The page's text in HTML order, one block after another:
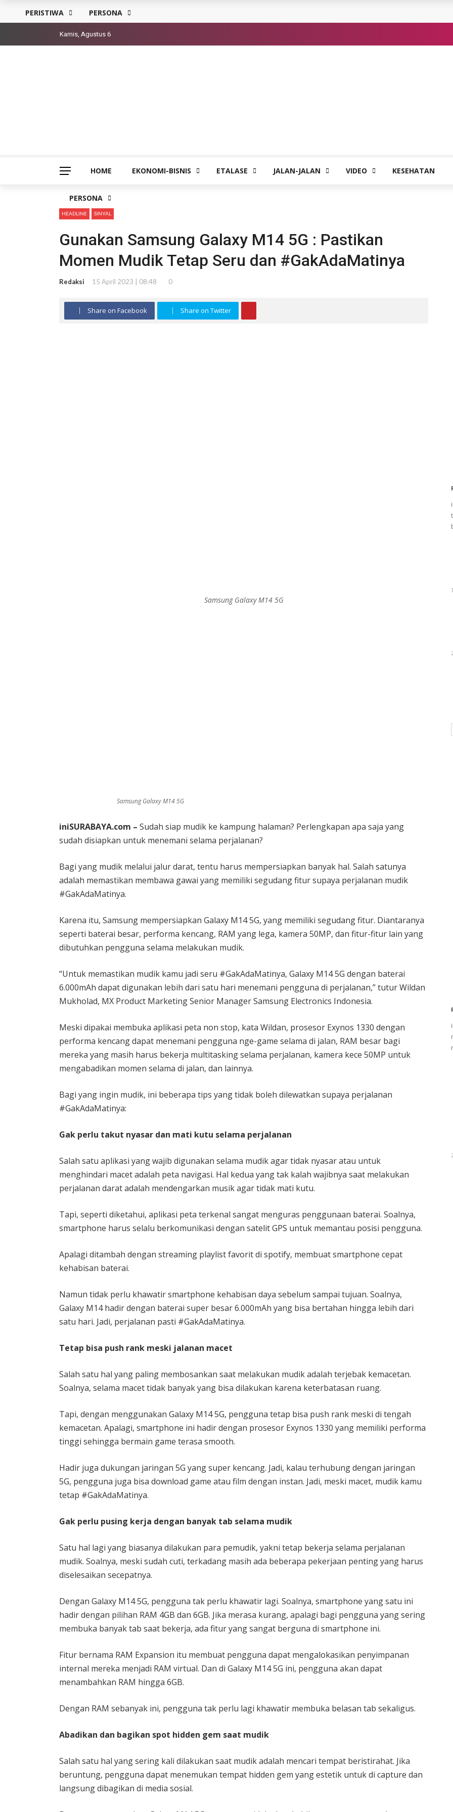
Kamis, Agustus 6
HOME EKONOMI-BISNIS ETALASE JALAN-JALAN VIDEO KESEHATAN
PERSONA
PERISTIWA PERSONA
HEADLINE SINYAL
Gunakan Samsung Galaxy M14 5G : Pastikan
Momen Mudik Tetap Seru dan #GakAdaMatinya
Redaksi 15 April 2023 | 08:48 0
Share on Facebook Share on Twitter
Samsung Galaxy M14 5G
Samsung Galaxy M14 5G
iniSURABAYA.com – Sudah siap mudik ke kampung halaman? Perlengkapan apa saja yang
sudah disiapkan untuk menemani selama perjalanan?
Bagi yang mudik melalui jalur darat, tentu harus mempersiapkan banyak hal. Salah satunya
adalah memastikan membawa gawai yang memiliki segudang fitur supaya perjalanan mudik
#GakAdaMatinya.
Karena itu, Samsung mempersiapkan Galaxy M14 5G, yang memiliki segudang fitur. Diantaranya
seperti baterai besar, performa kencang, RAM yang lega, kamera 50MP, dan fitur-fitur lain yang
dibutuhkan pengguna selama melakukan mudik.
“Untuk memastikan mudik kamu jadi seru #GakAdaMatinya, Galaxy M14 5G dengan baterai
6.000mAh dapat digunakan lebih dari satu hari menemani pengguna di perjalanan,” tutur Wildan
Mukholad, MX Product Marketing Senior Manager Samsung Electronics Indonesia.
Meski dipakai membuka aplikasi peta non stop, kata Wildan, prosesor Exynos 1330 dengan
performa kencang dapat menemani pengguna nge-game selama di jalan, RAM besar bagi
mereka yang masih harus bekerja multitasking selama perjalanan, kamera kece 50MP untuk
mengabadikan momen selama di jalan, dan lainnya.
Bagi yang ingin mudik, ini beberapa tips yang tidak boleh dilewatkan supaya perjalanan
#GakAdaMatinya:
Gak perlu takut nyasar dan mati kutu selama perjalanan
Salah satu aplikasi yang wajib digunakan selama mudik agar tidak nyasar atau untuk
menghindari macet adalah peta navigasi. Hal kedua yang tak kalah wajibnya saat melakukan
perjalanan darat adalah mendengarkan musik agar tidak mati kutu.
Tapi, seperti diketahui, aplikasi peta terkenal sangat menguras penggunaan baterai. Soalnya,
smartphone harus selalu berkomunikasi dengan satelit GPS untuk memantau posisi pengguna.
Apalagi ditambah dengan streaming playlist favorit di spotify, membuat smartphone cepat
kehabisan baterai.
Namun tidak perlu khawatir smartphone kehabisan daya sebelum sampai tujuan. Soalnya,
Galaxy M14 hadir dengan baterai super besar 6.000mAh yang bisa bertahan hingga lebih dari
satu hari. Jadi, perjalanan pasti #GakAdaMatinya.
Tetap bisa push rank meski jalanan macet
Salah satu hal yang paling membosankan saat melakukan mudik adalah terjebak kemacetan.
Soalnya, selama macet tidak banyak yang bisa dilakukan karena keterbatasan ruang.
Tapi, dengan menggunakan Galaxy M14 5G, pengguna tetap bisa push rank meski di tengah
kemacetan. Apalagi, smartphone ini hadir dengan prosesor Exynos 1330 yang memiliki performa
tinggi sehingga bermain game terasa smooth.
Hadir juga dukungan jaringan 5G yang super kencang. Jadi, kalau terhubung dengan jaringan
5G, pengguna juga bisa download game atau film dengan instan. Jadi, meski macet, mudik kamu
tetap #GakAdaMatinya.
Gak perlu pusing kerja dengan banyak tab selama mudik
Satu hal lagi yang biasanya dilakukan para pemudik, yakni tetap bekerja selama perjalanan
mudik. Soalnya, meski sudah cuti, terkadang masih ada beberapa pekerjaan penting yang harus
diselesaikan secepatnya.
Dengan Galaxy M14 5G, pengguna tak perlu khawatir lagi. Soalnya, smartphone yang satu ini
hadir dengan pilihan RAM 4GB dan 6GB. Jika merasa kurang, apalagi bagi pengguna yang sering
membuka banyak tab saat bekerja, ada fitur yang sangat berguna di smartphone ini.
Fitur bernama RAM Expansion itu membuat pengguna dapat mengalokasikan penyimpanan
internal mereka menjadi RAM virtual. Dan di Galaxy M14 5G ini, pengguna akan dapat
menambahkan RAM hingga 6GB.
Dengan RAM sebanyak ini, pengguna tak perlu lagi khawatir membuka belasan tab sekaligus.
Abadikan dan bagikan spot hidden gem saat mudik
Salah satu hal yang sering kali dilakukan saat mudik adalah mencari tempat beristirahat. Jika
beruntung, pengguna dapat menemukan tempat hidden gem yang estetik untuk di capture dan
langsung dibagikan di media sosial.